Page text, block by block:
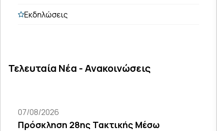
Εκδηλώσεις
Τελευταία Νέα - Ανακοινώσεις
07/08/2026
Πρόσκληση 28ης Τακτικής Μέσω